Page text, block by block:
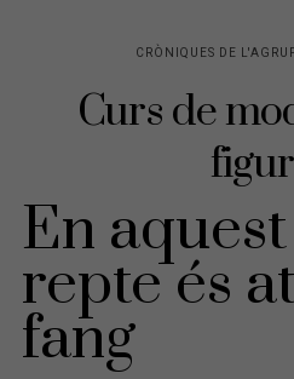
CRÒNIQUES DE
Curs de
En
repte és
fang